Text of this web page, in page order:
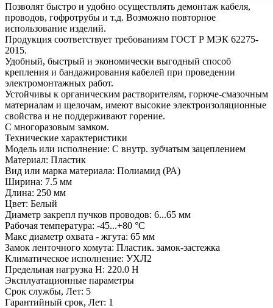
Позволят быстро и удобно осуществлять демонтаж кабеля,
проводов, гофротрубы и т.д. Возможно повторное
использование изделий.
Продукция соответствует требованиям ГОСТ Р МЭК 62275-
2015.
Удобный, быстрый и экономически выгодный способ
крепления и бандажирования кабелей при проведении
электромонтажных работ.
Устойчивы к органическим растворителям, горюче-смазочным
материалам и щелочам, имеют высокие электроизоляционные
свойства и не поддерживают горение.
С многоразовым замком.
Технические характеристики
Модель или исполнение: С внутр. зубчатым зацеплением
Материал: Пластик
Вид или марка материала: Полиамид (РА)
Ширина: 7.5 мм
Длина: 250 мм
Цвет: Белый
Диаметр закрепл пучков проводов: 6...65 мм
Рабочая температура: -45...+80 °C
Макс диаметр охвата - жгута: 65 мм
Замок ленточного хомута: Пластик. замок-застежка
Климатическое исполнение: УХЛ2
Предельная нагрузка Н: 220.0 Н
Эксплуатационные параметры
Срок службы, Лет: 5
Гарантийный срок, Лет: 1